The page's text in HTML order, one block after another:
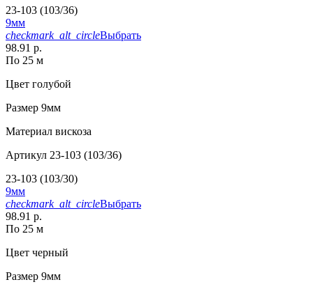
23-103 (103/36)
9мм
checkmark_alt_circleВыбрать
98.91 р.
По 25 м
Цвет голубой
Размер 9мм
Материал вискоза
Артикул 23-103 (103/36)
23-103 (103/30)
9мм
checkmark_alt_circleВыбрать
98.91 р.
По 25 м
Цвет черный
Размер 9мм